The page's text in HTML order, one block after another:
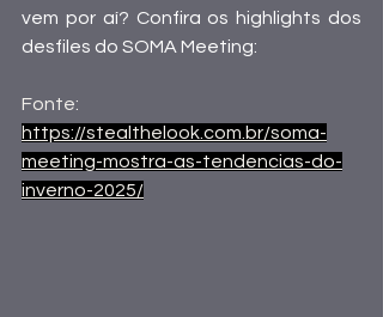
vem por aí? Confira os highlights dos
desfiles do SOMA Meeting:
Fonte:
https://stealthelook.com.br/soma-
meeting-mostra-as-tendencias-do-
inverno-2025/